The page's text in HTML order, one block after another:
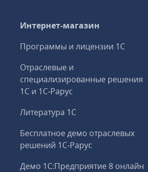
Интернет-магазин
Программы и лицензии 1С
Отраслевые и
специализированные решения
1С и 1С‑Рарус
Литература 1С
Бесплатное демо отраслевых
решений 1С‑Рарус
Демо 1С:Предприятие 8 онлайн